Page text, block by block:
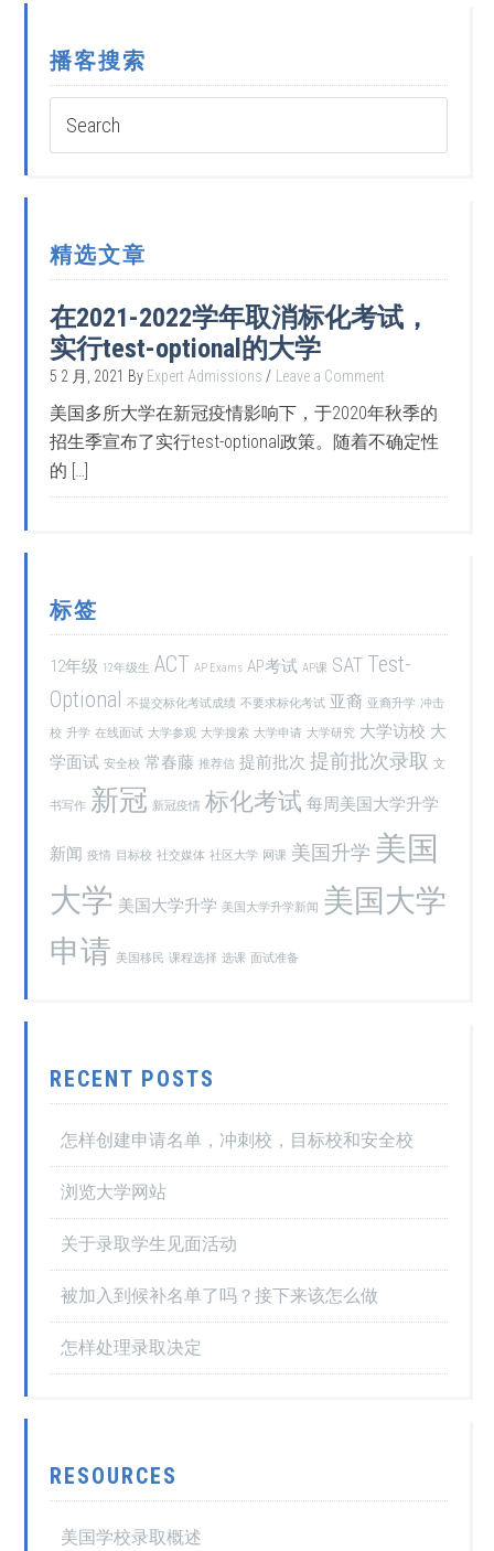
播客搜索
精选文章
在2021-2022学年取消标化考试，
实行test-optional的大学
5 2 月, 2021 By Expert Admissions Leave a Comment
美国多所大学在新冠疫情影响下，于2020年秋季的
招生季宣布了实行test-optional政策。随着不确定性
的 […]
标签
12年级 12年级生 ACT AP Exams AP考试 AP课 SAT Test-
Optional 不提交标化考试成绩 不要求标化考试 亚裔 亚裔升学 冲击
校 升学 在线面试 大学参观 大学搜索 大学申请 大学研究 大学访校 大
学面试 安全校 常春藤 推荐信 提前批次 提前批次录取 文
书写作 新冠 新冠疫情 标化考试 每周美国大学升学
新闻 疫情 目标校 社交媒体 社区大学 网课 美国升学 美国
大学 美国大学升学 美国大学升学新闻 美国大学
申请 美国移民 课程选择 选课 面试准备
RECENT POSTS
怎样创建申请名单，冲刺校，目标校和安全校
浏览大学网站
关于录取学生见面活动
被加入到候补名单了吗？接下来该怎么做
怎样处理录取决定
RESOURCES
美国学校录取概述